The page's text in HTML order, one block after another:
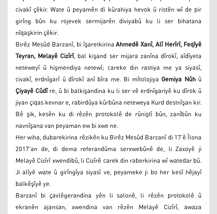
civakî çêkir. Wate û peyamên di kûrahiya hevok û ristên wî de pir
girîng bûn ku rojevek sermijarên diviyabû ku li ser bihatana
nîqaşkirin çêkir.
Birêz Mesûd Barzanî, bi îşaretkirinaAhmedê Xanî, Alî Herîrî, Feqîyê
Teyran, Melayê Cizîrî, bal kişand ser mijara zanîna dîrokî, aîdîyeta
neteweyî û hişmendiya netewî; careke din rastiya me ya siyasî,
civakî, erdnîgarî û dîrokî anî bîra me. Bi mîtolojiya Gemiya Nûh û
Çiyayê Cûdîre, û bi balkişandina ku li ser vê erdnîgariyê ku dîrok û
jiyan çiqas kevnar e, rabirdûya kûrbûna neteweya Kurd destnîşan kir.
Bê şik, kesên ku di rêzên protokolê de rûniştî bûn, zanîbûn ku
navnîşana van peyaman ew bi xwe ne.
Her wiha, dubarekirina rêzikên ku Birêz Mesûd Barzanî di 17’ê Îlona
2017’an de, di dema referandûma serxwebûnê de, li Zaxoyê ji
Melayê Cizîrî xwendibû, li Cizîrê carek din raberkirina wî watedar bû.
Ji alîyê wate û girîngîya siyasî ve, peyameke ji bo her kesî hêjayî
balkêşîyê ye.
Barzanî bi çavlêgerandina yên li salonê, li rêzên protokolê û
ekranên ajansan, xwendina van rêzên Melayê Cizîrî, awaza